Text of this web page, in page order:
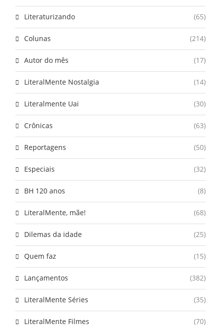
Literaturizando (65)
Colunas (214)
Autor do mês (17)
LiteralMente Nostalgia (14)
Literalmente Uai (30)
Crônicas (63)
Reportagens (50)
Especiais (32)
BH 120 anos (8)
LiteralMente, mãe! (68)
Dilemas da idade (25)
Quem faz (15)
Lançamentos (382)
LiteralMente Séries (35)
LiteralMente Filmes (70)